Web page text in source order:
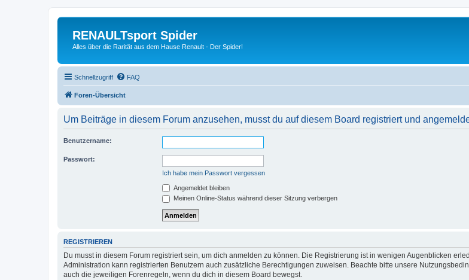
RENAULTsport Spider
Alles über die Rarität aus dem Hause Renault - Der Spider!
Schnellzugriff FAQ
Foren-Übersicht
Um Beiträge in diesem Forum anzusehen, musst du auf diesem Board registriert und
Benutzername:
Passwort:
Ich habe mein Passwort vergessen
Angemeldet bleiben
Meinen Online-Status während dieser Sitzung verbergen
REGISTRIEREN
Du musst in diesem Forum registriert sein, um dich anmelden zu können. Die Registrierung ist in wenigen Augenblicken
Administration kann registrierten Benutzern auch zusätzliche Berechtigungen zuweisen. Beachte bitte unsere
auch die jeweiligen Forenregeln, wenn du dich in diesem Board bewegst.